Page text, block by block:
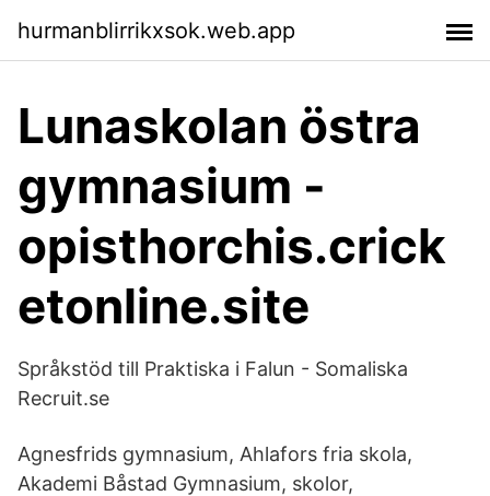
hurmanblirrikxsok.web.app
Lunaskolan östra
gymnasium -
opisthorchis.crick
etonline.site
Språkstöd till Praktiska i Falun - Somaliska
Recruit.se
Agnesfrids gymnasium, Ahlafors fria skola,
Akademi Båstad Gymnasium, skolor,